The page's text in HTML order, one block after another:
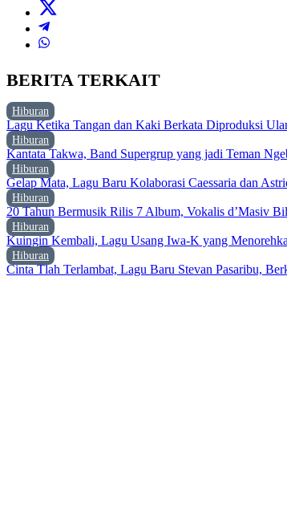
BERITA TERKAIT
Hiburan
Lagu Ketika Tangan dan Kaki Berkata Diproduksi
Hiburan
Kantata Takwa, Band Supergrup yang jadi Teman
Hiburan
Gelap Mata, Lagu Baru Kolaborasi Caessaria dan
Hiburan
20 Tahun Bermusik Rilis 7 Album, Vokalis d’Masiv
Hiburan
Kuingin Kembali, Lagu Usang Iwa-K yang
Hiburan
Cinta Tlah Terlambat, Lagu Baru Stevan Pasaribu,